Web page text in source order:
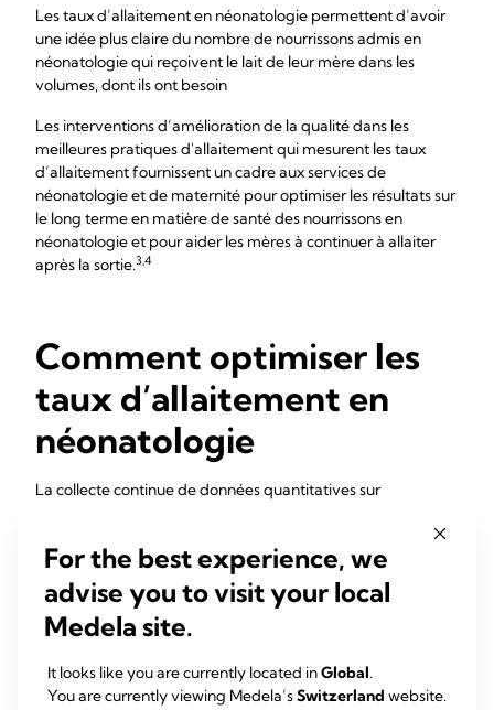
Les taux d’allaitement en néonatologie permettent d’avoir
une idée plus claire du nombre de nourrissons admis en
néonatologie qui reçoivent le lait de leur mère dans les
volumes, dont ils ont besoin
Les interventions d’amélioration de la qualité dans les
meilleures pratiques d'allaitement qui mesurent les taux
d’allaitement fournissent un cadre aux services de
néonatologie et de maternité pour optimiser les résultats sur
le long terme en matière de santé des nourrissons en
néonatologie et pour aider les mères à continuer à allaiter
après la sortie.3,4
Comment optimiser les
taux d’allaitement en
néonatologie
La collecte continue de données quantitatives sur
permet aux professionnels de santé de se concentrer sur le
lait de la mère :
De faibles taux d’allaitement exclusif/de lait de la mère à la
sortie de l’hôpital et à des moments ultérieurs peuvent
séjour à l’hôpital et aider le groupe de travail à discuter des
points à améliorer et à mettre en œuvre des changements
For the best experience, we
advise you to visit your local
Medela site.
It looks like you are currently located inGlobal.
You are currently viewing Medela’sSwitzerland website.